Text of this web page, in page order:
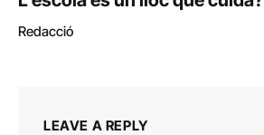
Redacció
LEAVE A REPLY